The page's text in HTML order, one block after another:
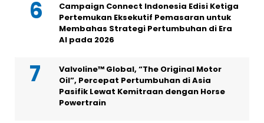
Campaign Connect Indonesia Edisi Ketiga
Pertemukan Eksekutif Pemasaran untuk
Membahas Strategi Pertumbuhan di Era
AI pada 2026
Valvoline™ Global, “The Original Motor
Oil”, Percepat Pertumbuhan di Asia
Pasifik Lewat Kemitraan dengan Horse
Powertrain